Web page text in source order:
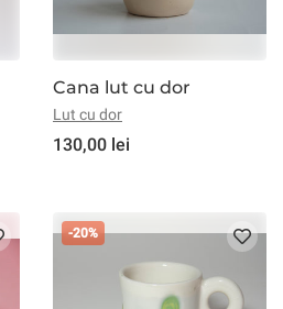
Cana lut cu dor
Lut cu dor
130,00 lei
-20%